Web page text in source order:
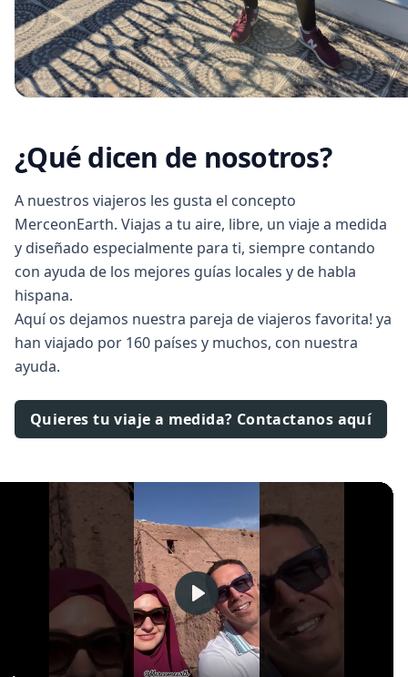
¿Qué dicen de nosotros?
A nuestros viajeros les gusta el concepto
MerceonEarth. Viajas a tu aire, libre, un viaje a medida
y diseñado especialmente para ti, siempre contando
con ayuda de los mejores guías locales y de habla
hispana.
Aquí os dejamos nuestra pareja de viajeros favorita! ya
han viajado por 160 países y muchos, con nuestra
ayuda.
Quieres tu viaje a medida? Contactanos aquí
Play